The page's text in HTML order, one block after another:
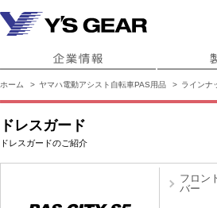
ホーム ヤマハ電動アシスト自転車PAS用品 ラインナ
ドレスガード
ドレスガードのご紹介
フロン
バー